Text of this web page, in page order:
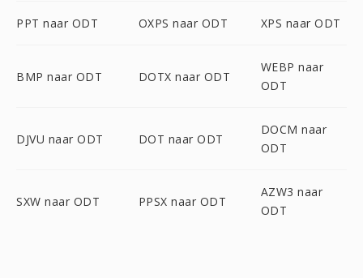
PPT naar ODT OXPS naar ODT XPS naar ODT
BMP naar ODT DOTX naar ODT
WEBP naar
ODT
DJVU naar ODT DOT naar ODT
DOCM naar
ODT
SXW naar ODT PPSX naar ODT
AZW3 naar
ODT